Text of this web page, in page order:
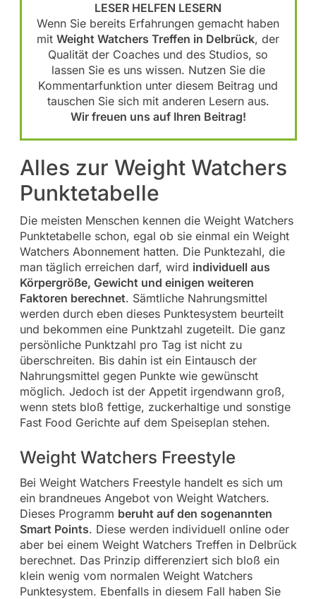
LESER HELFEN LESERN
Wenn Sie bereits Erfahrungen gemacht haben
mit Weight Watchers Treffen in Delbrück, der
Qualität der Coaches und des Studios, so
lassen Sie es uns wissen. Nutzen Sie die
Kommentarfunktion unter diesem Beitrag und
tauschen Sie sich mit anderen Lesern aus.
Wir freuen uns auf Ihren Beitrag!
Alles zur Weight Watchers
Punktetabelle
Die meisten Menschen kennen die Weight Watchers
Punktetabelle schon, egal ob sie einmal ein Weight
Watchers Abonnement hatten. Die Punktezahl, die
man täglich erreichen darf, wird individuell aus
Körpergröße, Gewicht und einigen weiteren
Faktoren berechnet. Sämtliche Nahrungsmittel
werden durch eben dieses Punktesystem beurteilt
und bekommen eine Punktzahl zugeteilt. Die ganz
persönliche Punktzahl pro Tag ist nicht zu
überschreiten. Bis dahin ist ein Eintausch der
Nahrungsmittel gegen Punkte wie gewünscht
möglich. Jedoch ist der Appetit irgendwann groß,
wenn stets bloß fettige, zuckerhaltige und sonstige
Fast Food Gerichte auf dem Speiseplan stehen.
Weight Watchers Freestyle
Bei Weight Watchers Freestyle handelt es sich um
ein brandneues Angebot von Weight Watchers.
Dieses Programm beruht auf den sogenannten
Smart Points. Diese werden individuell online oder
aber bei einem Weight Watchers Treffen in Delbrück
berechnet. Das Prinzip differenziert sich bloß ein
klein wenig vom normalen Weight Watchers
Punktesystem. Ebenfalls in diesem Fall haben Sie